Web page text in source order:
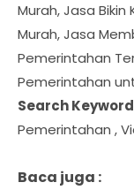
Murah, Jasa
Murah, Jasa
Pemerintahan
Pemerintahan
Search
Pemerintahan ,
Baca juga :